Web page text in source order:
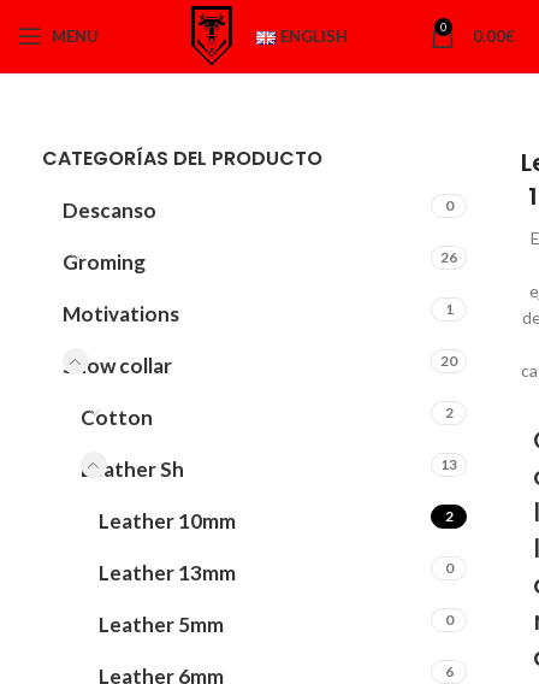
MENU ENGLISH 0 0.00€
CATEGORÍAS DEL PRODUCTO
Descanso 0
Groming 26
Motivations 1
Show collar 20
Cotton 2
Leather Sh 13
Leather 10mm 2
Leather 13mm 0
Leather 5mm 0
Leather 6mm 6
l
l